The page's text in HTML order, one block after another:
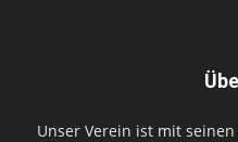
Unser Verein ist mit